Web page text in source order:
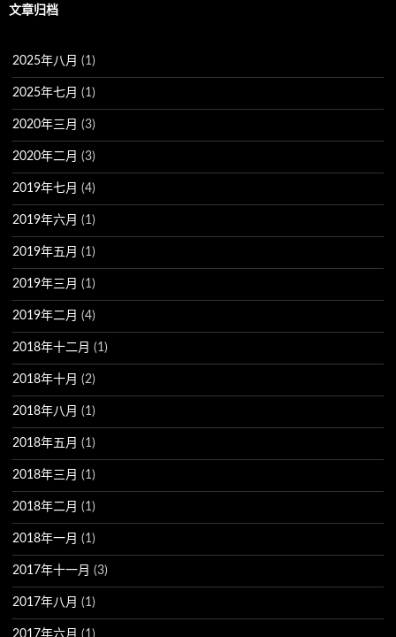
文章归档
2025年八月 (1)
2025年七月 (1)
2020年三月 (3)
2020年二月 (3)
2019年七月 (4)
2019年六月 (1)
2019年五月 (1)
2019年三月 (1)
2019年二月 (4)
2018年十二月 (1)
2018年十月 (2)
2018年八月 (1)
2018年五月 (1)
2018年三月 (1)
2018年二月 (1)
2018年一月 (1)
2017年十一月 (3)
2017年八月 (1)
2017年六月 (1)